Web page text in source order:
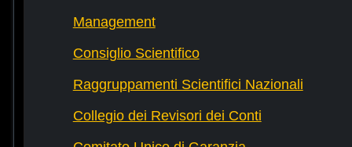
Management
Consiglio Scientifico
Raggruppamenti Scientifici Nazionali
Collegio dei Revisori dei Conti